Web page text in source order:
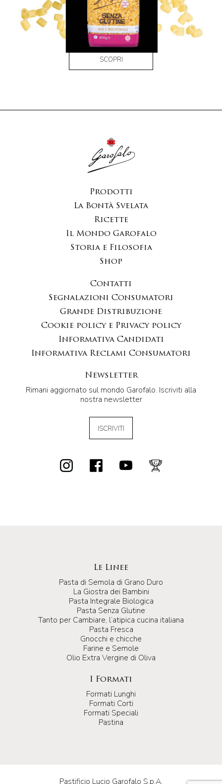
SCOPRI
Prodotti
La Bontà Svelata
Ricette
Il Mondo Garofalo
Storia e Filosofia
Shop
Contatti
Segnalazioni Consumatori
Grande Distribuzione
Cookie policy e Privacy policy
Informativa Candidati
Informativa Reclami Consumatori
Newsletter
Rimani aggiornato sul mondo Garofalo. Iscriviti alla
nostra newsletter
ISCRIVITI
Le Linee
Pasta di Semola di Grano Duro
La Giostra dei Bambini
Pasta Integrale Biologica
Pasta Senza Glutine
Tanto per Cambiare, l’atipica cucina italiana
Pasta Fresca
Gnocchi e chicche
Farine e Semole
Olio Extra Vergine di Oliva
I Formati
Formati Lunghi
Formati Corti
Formati Speciali
Pastina
Pastificio Lucio Garofalo S.p.A.